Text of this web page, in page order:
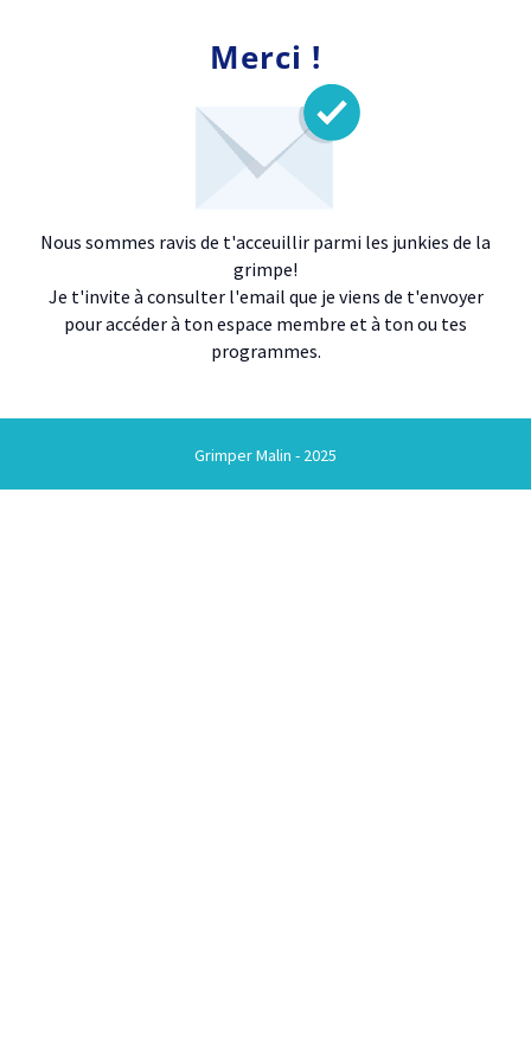
Merci !
Nous sommes ravis de t'acceuillir parmi les junkies de la
grimpe!
Je t'invite à consulter l'email que je viens de t'envoyer
pour accéder à ton espace membre et à ton ou tes
programmes.
Grimper Malin - 2025